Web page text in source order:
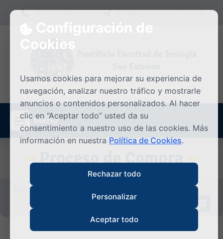
Cookies
Usamos cookies para mejorar su experiencia de
navegación, analizar nuestro tráfico y mostrarle
anuncios o contenidos personalizados. Al hacer
clic en “Aceptar todo” usted da su
consentimiento a nuestro uso de las cookies. Más
información en nuestra Política de Cookies.
Rechazar todo
Personalizar
Aceptar todo
923 21 50 00 info@facultadsanesteban.es
Menú
Proceso de Compra
Anónimo/a
Asignaturas/Cursos en el Carrito